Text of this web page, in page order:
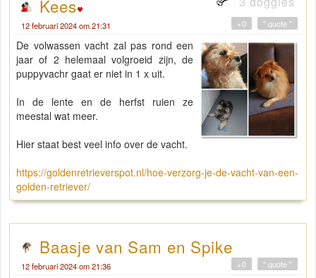
Kees
12 februari 2024 om 21:31 " quote "
+0
De volwassen vacht zal pas rond een
jaar of 2 helemaal volgroeid zijn, de
puppyvachr gaat er niet in 1 x uit.
In de lente en de herfst ruien ze
meestal wat meer.
Hier staat best veel info over de vacht.
https://goldenretrieverspot.nl/hoe-verzorg-je-de-vacht-van-een-
golden-retriever/
Baasje van Sam en Spike
12 februari 2024 om 21:36 " quote "
+0